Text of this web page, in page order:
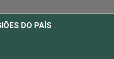
DO PAÍS